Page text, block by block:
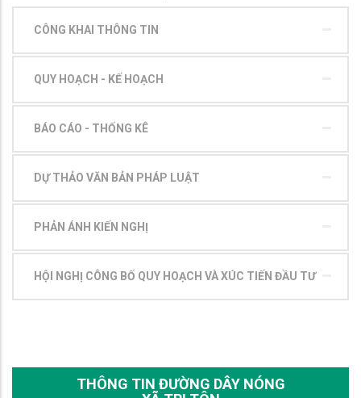
CÔNG KHAI THÔNG TIN
QUY HOẠCH - KẾ HOẠCH
BÁO CÁO - THỐNG KÊ
DỰ THẢO VĂN BẢN PHÁP LUẬT
PHẢN ÁNH KIẾN NGHỊ
HỘI NGHỊ CÔNG BỐ QUY HOẠCH VÀ XÚC TIẾN ĐẦU TƯ
THÔNG TIN ĐƯỜNG DÂY NÓNG